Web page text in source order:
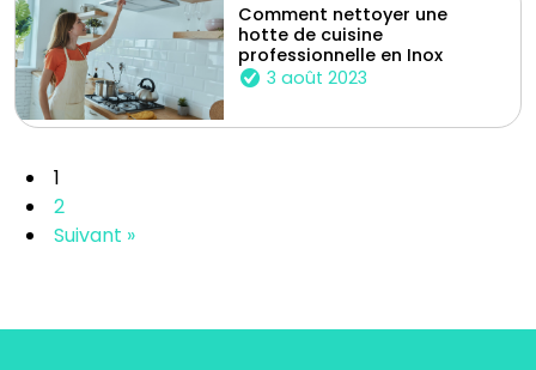
Comment nettoyer une
hotte de cuisine
professionnelle en Inox
3 août 2023
1
2
Suivant »